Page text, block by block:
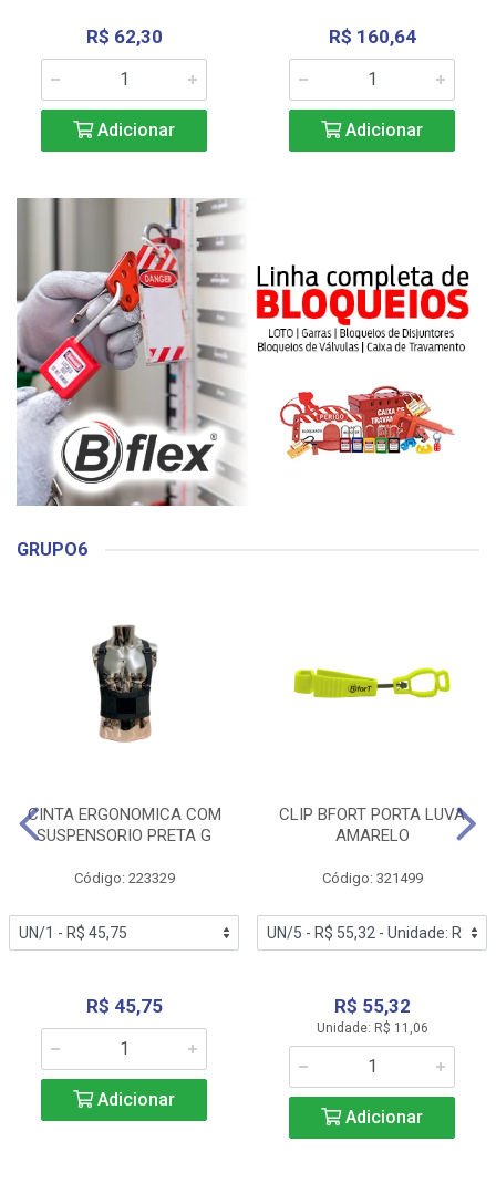
R$ 62,30
Adicionar
R$ 160,64
Adicionar
GRUPO6
CINTA ERGONOMICA COM
SUSPENSORIO PRETA G
Código: 223329
R$ 45,75
Adicionar
CLIP BFORT PORTA LUVA
AMARELO
Código: 321499
R$ 55,32
Unidade: R$ 11,06
Adicionar